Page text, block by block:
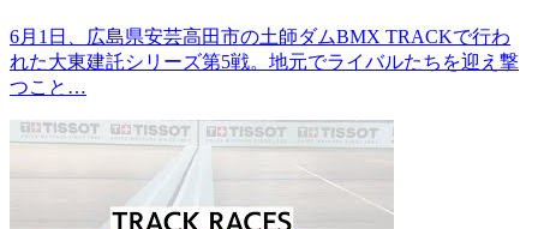
6月1日、広島県安芸高田市の土師ダムBMX TRACKで行わ
れた大東建託シリーズ第5戦。地元でライバルたちを迎え撃
つこと…